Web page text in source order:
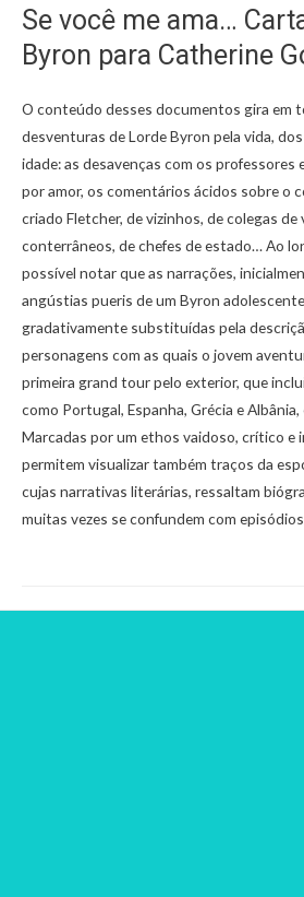
Se você me ama…
Byron para Catherine
O conteúdo desses documentos gira em
desventuras de Lorde Byron pela vida,
idade: as desavenças com os professores
por amor, os comentários ácidos sobre o
criado Fletcher, de vizinhos, de colegas de
conterrâneos, de chefes de estado… Ao
possível notar que as narrações,
angústias pueris de um Byron
gradativamente substituídas pela
personagens com as quais o jovem
primeira grand tour pelo exterior, que
como Portugal, Espanha, Grécia e
Marcadas por um ethos vaidoso, crítico e
permitem visualizar também traços da
cujas narrativas literárias, ressaltam
muitas vezes se confundem com